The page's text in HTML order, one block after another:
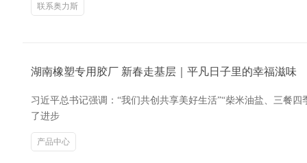
联系奥力斯
湖南橡塑专用胶厂 新春走基层｜平凡日子里的幸福滋味
习近平总书记强调：“我们共创共享美好生活”“柴米油盐、三餐
了进步
产品中心